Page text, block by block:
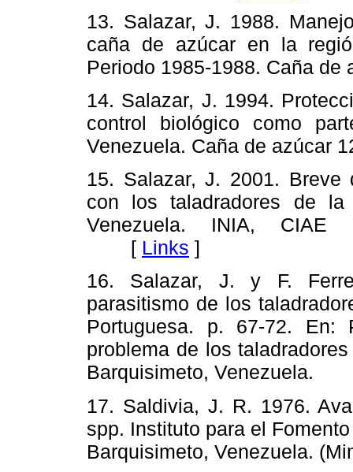
13. Salazar, J. 1988.
caña de azúcar en la
Periodo 1985-1988. Caña
14. Salazar, J. 1994.
control biológico como
Venezuela. Caña de
15. Salazar, J. 2001. Breve
con los taladradores de
Venezuela. INIA, CIAE
[ Links ]
16. Salazar, J. y F.
parasitismo de los
Portuguesa. p. 67-72. En:
problema de los
Barquisimeto,
17. Saldivia, J. R. 1976.
spp. Instituto para el
Barquisimeto, Venezuela.